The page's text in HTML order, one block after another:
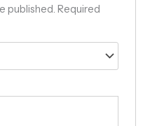
published. Required